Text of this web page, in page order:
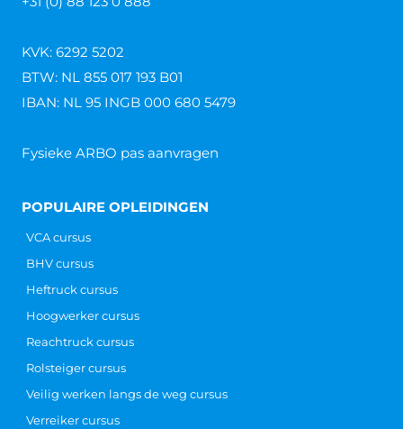
KVK: 6292 5202
BTW: NL 855 017 193 B01
IBAN: NL 95 INGB 000 680 5479
Fysieke ARBO pas aanvragen
POPULAIRE OPLEIDINGEN
VCA cursus
BHV cursus
Heftruck cursus
Hoogwerker cursus
Reachtruck cursus
Rolsteiger cursus
Veilig werken langs de weg cursus
Verreiker cursus